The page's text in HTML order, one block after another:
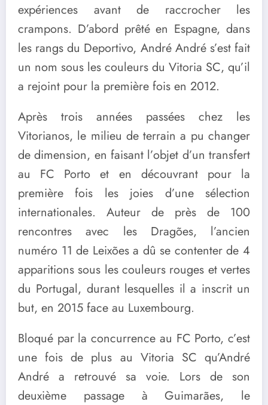
expériences avant de raccrocher les
crampons. D’abord prêté en Espagne, dans
les rangs du Deportivo, André André s’est fait
un nom sous les couleurs du Vitoria SC, qu’il
a rejoint pour la première fois en 2012.
Après trois années passées chez les
Vitorianos, le milieu de terrain a pu changer
de dimension, en faisant l’objet d’un transfert
au FC Porto et en découvrant pour la
première fois les joies d’une sélection
internationales. Auteur de près de 100
rencontres avec les Dragões, l’ancien
numéro 11 de Leixões a dû se contenter de 4
apparitions sous les couleurs rouges et vertes
du Portugal, durant lesquelles il a inscrit un
but, en 2015 face au Luxembourg.
Bloqué par la concurrence au FC Porto, c’est
une fois de plus au Vitoria SC qu’André
André a retrouvé sa voie. Lors de son
deuxième passage à Guimarães, le